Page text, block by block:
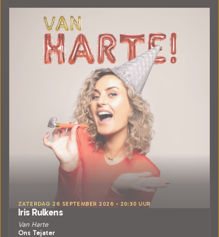
ZATERDAG 26 SEPTEMBER 2026 • 20:30 UUR
Iris Rulkens
Van Harte
Ons Tejater